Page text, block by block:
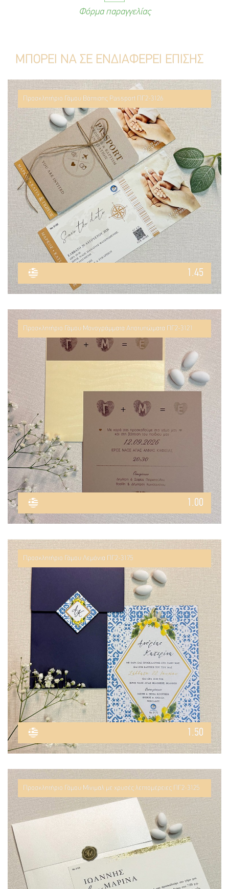
Φόρμα παραγγελίας
ΜΠΟΡΕΙ ΝΑ ΣΕ ΕΝΔΙΑΦΕΡΕΙ ΕΠΙΣΗΣ
Προσκλητήριο Γάμου Βάπτισης Passport ΠΓ2-3126
1.45
Προσκλητήριο Γάμου Μονογράμματα Αποτυπώματα ΠΓ2-3121
1.00
Προσκλητήριο Γάμου Λεμόνια ΠΓ2-3175
1.50
Προσκλητήριο Γάμου Μίνιμαλ με χρυσές λεπτομέρειες ΠΓ2-3125